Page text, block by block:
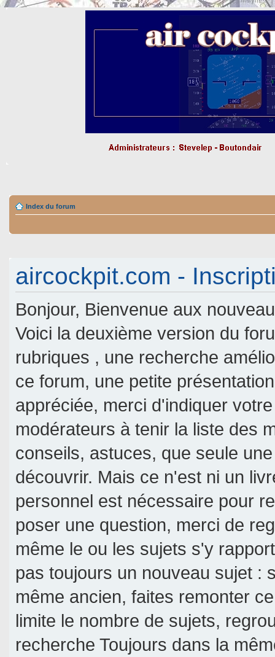
Index du forum
aircockpit.com -
Bonjour, Bienvenue aux
Voici la deuxième version du
rubriques , une recherche
ce forum, une petite
appréciée, merci d'indiquer
modérateurs à tenir la liste des
conseils, astuces, que seule
découvrir. Mais ce n'est ni un
personnel est nécessaire pour
poser une question, merci de
même le ou les sujets s'y
pas toujours un nouveau sujet :
même ancien, faites remonter
limite le nombre de sujets,
recherche Toujours dans la